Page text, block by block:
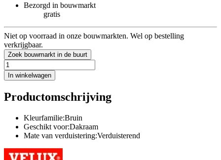
Bezorgd in bouwmarkt
gratis
Niet op voorraad in onze bouwmarkten. Wel op bestelling
verkrijgbaar.
Zoek bouwmarkt in de buurt
In winkelwagen
Productomschrijving
Kleurfamilie:Bruin
Geschikt voor:Dakraam
Mate van verduistering:Verduisterend